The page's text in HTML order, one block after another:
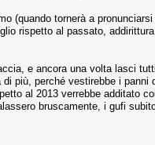
(quando tornerà a
rispetto al passato,
e ancora una volta lasci
più, perché vestirebbe i
al 2013 verrebbe additato
bruscamente, i gufi